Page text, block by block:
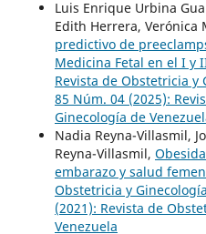
Luis Enrique Urbina
Edith Herrera, Verónica
predictivo de
Medicina Fetal en el I y
Revista de Obstetricia y
85 Núm. 04 (2025):
Ginecología de
Nadia Reyna-Villasmil,
Reyna-Villasmil,
embarazo y salud
Obstetricia y
(2021): Revista de
Venezuela